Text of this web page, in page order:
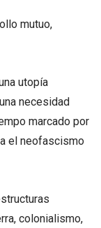
mutuo,
utopía
necesidad
marcado por
el neofascismo
colonialismo,